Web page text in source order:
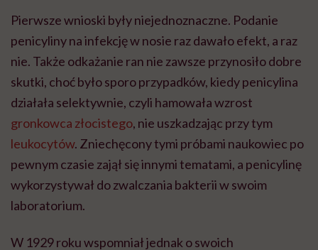
Pierwsze wnioski były niejednoznaczne. Podanie
penicyliny na infekcję w nosie raz dawało efekt, a raz
nie. Także odkażanie ran nie zawsze przynosiło dobre
skutki, choć było sporo przypadków, kiedy penicylina
działała selektywnie, czyli hamowała wzrost
gronkowca złocistego, nie uszkadzając przy tym
leukocytów. Zniechęcony tymi próbami naukowiec po
pewnym czasie zajął się innymi tematami, a penicylinę
wykorzystywał do zwalczania bakterii w swoim
laboratorium.
W 1929 roku wspomniał jednak o swoich